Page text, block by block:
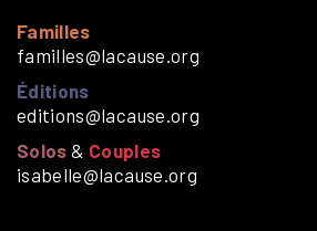
Familles
familles@lacause.org
Éditions
editions@lacause.org
Solos & Couples
isabelle@lacause.org